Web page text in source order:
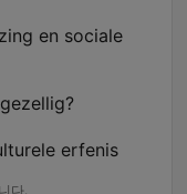
en sociale
erfenis
다.